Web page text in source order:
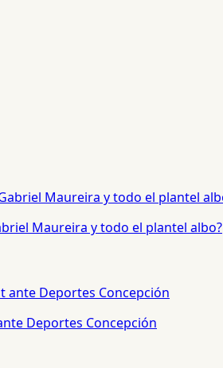
Maureira y todo el plantel albo?
Deportes Concepción